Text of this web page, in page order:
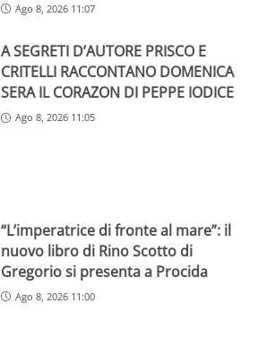
Ago 8, 2026 11:07
A SEGRETI D’AUTORE PRISCO E
CRITELLI RACCONTANO DOMENICA
SERA IL CORAZON DI PEPPE IODICE
Ago 8, 2026 11:05
“L’imperatrice di fronte al mare”: il
nuovo libro di Rino Scotto di
Gregorio si presenta a Procida
Ago 8, 2026 11:00